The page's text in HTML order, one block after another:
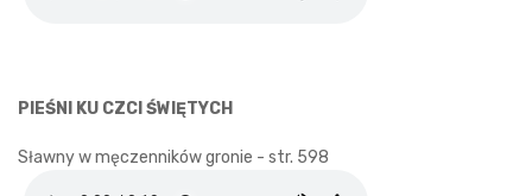
PIEŚNI KU CZCI ŚWIĘTYCH
Sławny w męczenników gronie - str. 598